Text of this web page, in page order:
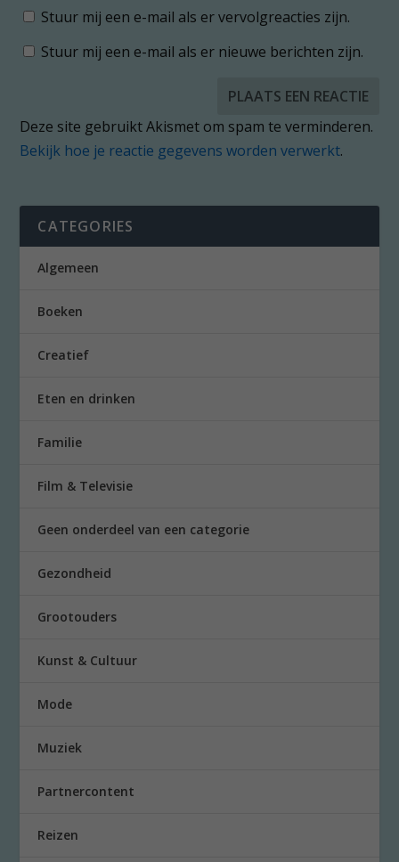
Stuur mij een e-mail als er vervolgreacties zijn.
Stuur mij een e-mail als er nieuwe berichten zijn.
Deze site gebruikt Akismet om spam te verminderen.
Bekijk hoe je reactie gegevens worden verwerkt.
CATEGORIES
Algemeen
Boeken
Creatief
Eten en drinken
Familie
Film & Televisie
Geen onderdeel van een categorie
Gezondheid
Grootouders
Kunst & Cultuur
Mode
Muziek
Partnercontent
Reizen